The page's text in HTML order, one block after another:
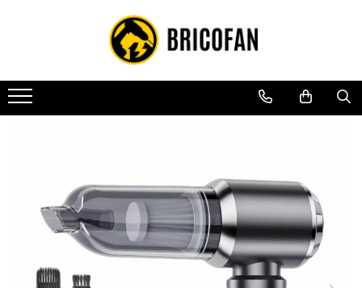
Toate Produsele
Vehicule electrice
Atv
Masini electrice
Motocross
Piese de schimb vehicule electrice
Scutere electrice
Scutere pe benzina